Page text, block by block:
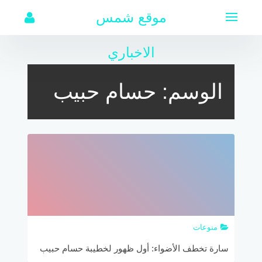
موقع شمس
الاخباري
الوسم: حسام حبيب
منوعات
سارة تخطف الأضواء: أول ظهور لخطيبة حسام حبيب